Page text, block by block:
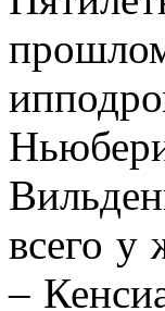
всего у
–